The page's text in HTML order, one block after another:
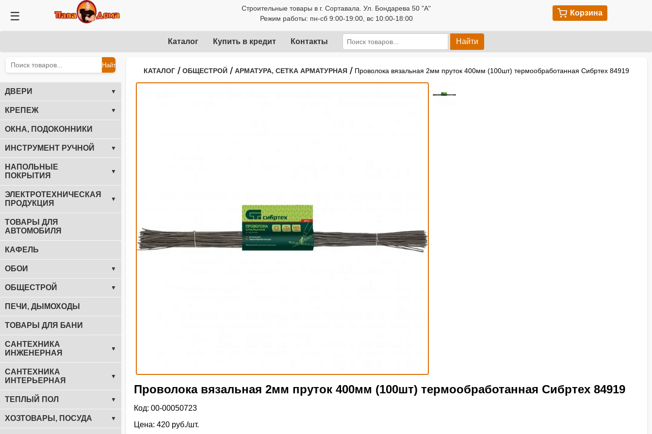
☰
Строительные товары в г. Сортавала. Ул. Бондарева 50 "А"
Режим работы: пн-сб 9:00-19:00, вс 10:00-18:00
Корзина
Каталог Купить в кредит Контакты Найти
Найти
ДВЕРИ ▼
КРЕПЕЖ ▼
ОКНА, ПОДОКОННИКИ
ИНСТРУМЕНТ РУЧНОЙ ▼
НАПОЛЬНЫЕ
ПОКРЫТИЯ
▼
ЭЛЕКТРОТЕХНИЧЕСКАЯ
ПРОДУКЦИЯ
▼
ТОВАРЫ ДЛЯ
АВТОМОБИЛЯ
КАФЕЛЬ
ОБОИ ▼
ОБЩЕСТРОЙ ▼
ПЕЧИ, ДЫМОХОДЫ
ТОВАРЫ ДЛЯ БАНИ
САНТЕХНИКА
ИНЖЕНЕРНАЯ
▼
САНТЕХНИКА
ИНТЕРЬЕРНАЯ
▼
ТЕПЛЫЙ ПОЛ ▼
ХОЗТОВАРЫ, ПОСУДА ▼
КАТАЛОГ / ОБЩЕСТРОЙ / АРМАТУРА, СЕТКА АРМАТУРНАЯ / Проволока вязальная 2мм пруток 400мм (100шт) термообработанная Сибртех 84919
Проволока вязальная 2мм пруток 400мм (100шт) термообработанная Сибртех 84919
Код: 00-00050723
Цена: 420 руб./шт.